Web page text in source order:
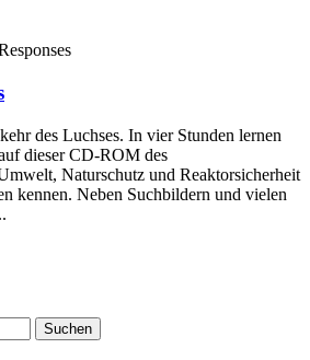
des Luchses. In vier Stunden lernen
dieser CD-ROM des
Naturschutz und Reaktorsicherheit
kennen. Neben Suchbildern und vielen